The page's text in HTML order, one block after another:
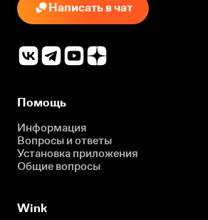
Написать в чат
Помощь
Информация
Вопросы и ответы
Установка приложения
Общие вопросы
Wink